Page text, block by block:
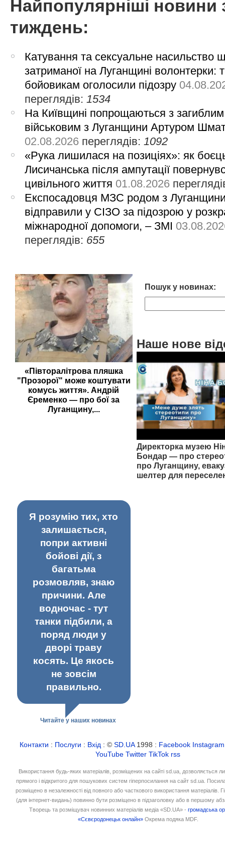
Найпопулярніші новини
тиждень:
Катування та сексуальне насильство
затриманої на Луганщині волонтерки:
бойовикам оголосили підозру
переглядів: 1534
На Київщині попрощаються з загиблим
військовим з Луганщини Артуром
02.08.2026 переглядів: 1092
«Рука лишилася на позиціях»: як
Лисичанська після ампутації
цивільного життя 01.08.2026
Експосадовця МЗС родом з
відправили у СІЗО за підозрою у
міжнародної допомоги, – ЗМІ
переглядів: 655
«Півторалітрова пляшка
"Прозорої" може коштувати
комусь життя». Андрій
Єременко — про бої за
Луганщину,...
Пошук у новинах:
Наше нове
Директорка музею
Бондар — про
про Луганщину,
шелтер для
Я розумію тих, хто
залишається,
попри активні
бойові дії, з
багатьма
розмовляв, знаю
причини. Але
водночас - тут
танки підбили, а
поряд люди у
дворі траву
косять. Це якось
не зовсім
правильно.
Читайте у наших новинах
Контакти : Послуги : Вхід : ©SD.UA1998 : Facebook Instagram
YouTube Twitter TikTok rss
Використання будь-яких матеріалів, розміщених на сайті sd.ua, дозволяється
прямого і відкритого для пошукових систем гіперпосилання на сайт sd.ua.
розміщено в незалежності від повного або часткового використання матеріалів.
(для інтернет-видань) повинно бути розміщено в підзаголовку або в першому
Творець та розміщувач новинних матеріалів медіа «SD.UA» -громадська
«Сєвєродонецьк онлайн» Окрема подяка MDF.